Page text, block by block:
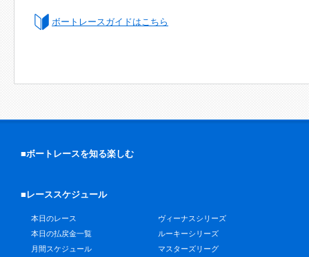
ボートレースガイドはこちら
■ボートレースを知る楽しむ
■レーススケジュール
本日のレース
本日の払戻金一覧
月間スケジュール
ヴィーナスシリーズ
ルーキーシリーズ
マスターズリーグ